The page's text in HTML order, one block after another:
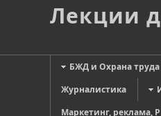
Лекции
БЖД и Охрана труда
Журналистика
Маркетинг, реклама,